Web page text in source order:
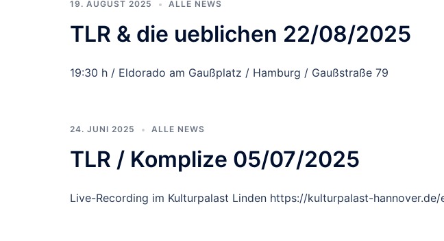
19. AUGUST 2025 ALLE NEWS
TLR & die ueblichen 22/08/2025
19:30 h / Eldorado am Gaußplatz / Hamburg / Gaußstraße 79
24. JUNI 2025 ALLE NEWS
TLR / Komplize 05/07/2025
Live-Recording im Kulturpalast Linden https://kulturpalast-